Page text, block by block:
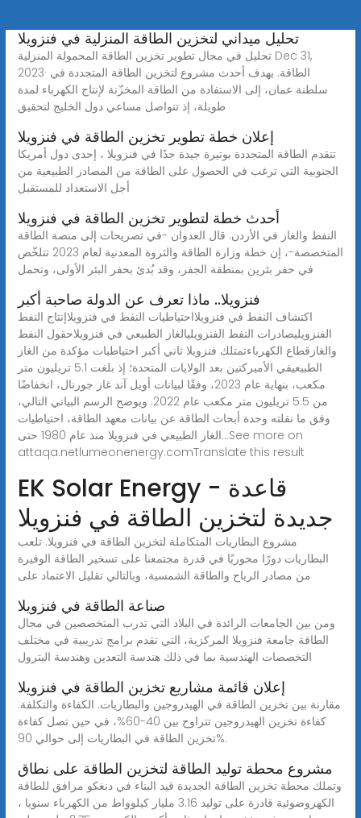
تحليل ميداني لتخزين الطاقة المنزلية في فنزويلا
تحليل في مجال تطوير تخزين الطاقة المحمولة المنزلية Dec 31,
2023· الطاقة. يهدف أحدث مشروع لتخزين الطاقة المتجددة في
سلطنة عمان، إلى الاستفادة من الطاقة المخزّنة لإنتاج الكهرباء لمدة
طويلة، إذ تتواصل مساعي دول الخليج لتحقيق
إعلان خطة تطوير تخزين الطاقة في فنزويلا
تتقدم الطاقة المتجددة بوتيرة جيدة جدًا في فنزويلا ، إحدى دول أمريكا
الجنوبية التي ترغب في الحصول على الطاقة من المصادر الطبيعية من
أجل الاستعداد للمستقبل
أحدث خطة لتطوير تخزين الطاقة في فنزويلا
النفط والغاز في الأردن. قال العدوان -في تصريحات إلى منصة الطاقة
المتخصصة-، إن خطة وزارة الطاقة والثروة المعدنية لعام 2023 تتلخّص
في حفر بئرين بمنطقة الجفر، وقد بُدئ بحفر البئر الأولى، وتحمل
فنزويلا.. ماذا تعرف عن الدولة صاحبة أكبر
اكتشاف النفط في فنزويلااحتياطيات النفط في فنزويلاإنتاج النفط
الفنزويليصادرات النفط الفنزويليالغاز الطبيعي في فنزويلاحقول النفط
والغازقطاع الكهرباءتمتلك فنزويلا ثاني أكبر احتياطيات مؤكدة من الغاز
الطبيعيفي الأميركتين بعد الولايات المتحدة؛ إذ بلغت 5.1 تريليون متر
مكعب، بنهاية عام 2023، وفقًا لبيانات أويل آند غاز جورنال، انخفاضًا
من 5.5 تريليون متر مكعب عام 2022. ويوضح الرسم البياني التالي،
وفق ما نقلته وحدة أبحاث الطاقة عن بيانات معهد الطاقة، احتياطيات
الغاز الطبيعي في فنزويلا منذ عام 1980 حتى...See more on
attaqa.netlumeonenergy.comTranslate this result
EK Solar Energy - قاعدة
جديدة لتخزين الطاقة في فنزويلا
مشروع البطاريات المتكاملة لتخزين الطاقة في فنزويلا. تلعب
البطاريات دورًا محوريًا في قدرة مجتمعنا على تسخير الطاقة الوفيرة
من مصادر الرياح والطاقة الشمسية، وبالتالي تقليل الاعتماد على
صناعة الطاقة في فنزويلا
ومن بين الجامعات الرائدة في البلاد التي تدرب المتخصصين في مجال
الطاقة جامعة فنزويلا المركزية، التي تقدم برامج تدريبية في مختلف
التخصصات الهندسية بما في ذلك هندسة التعدين وهندسة البترول
إعلان قائمة مشاريع تخزين الطاقة في فنزويلا
مقارنة بين تخزين الطاقة في الهيدروجين والبطاريات. الكفاءة والتكلفة:
كفاءة تخزين الهيدروجين تتراوح بين 40-60%، في حين تصل كفاءة
تخزين الطاقة في البطاريات إلى حوالي 90%.
مشروع محطة توليد الطاقة لتخزين الطاقة على نطاق
وتملك محطة تخزين الطاقة الجديدة قيد البناء في دنغكو مرافق للطاقة
الكهروضوئية قادرة على توليد 3.16 مليار كيلوواط من الكهرباء سنويا ،